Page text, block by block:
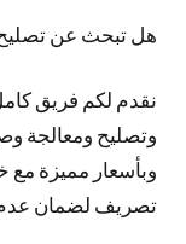
هل تبحث عن تصليح
نقدم لكم فريق
وتصليح ومعالجة
وبأسعار مميزة مع
تصريف لضمان